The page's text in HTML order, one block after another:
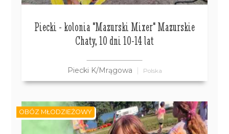
Piecki - kolonia "Mazurski Mixer" Mazurskie
Chaty, 10 dni 10-14 lat
Piecki K/Mrągowa Polska
OBÓZ MŁODZIEŻOWY